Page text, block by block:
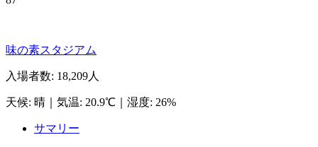
味の素スタジアム
入場者数: 18,209人
天候: 晴 気温: 20.9℃ 湿度: 26%
サマリー